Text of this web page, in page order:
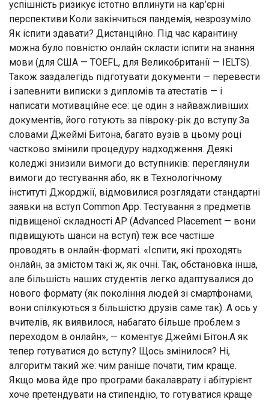
успішність ризикує істотно вплинути на кар’єрні
перспективи.Коли закінчиться пандемія, незрозуміло.
Як іспити здавати? Дистанційно. Під час карантину
можна було повністю онлайн скласти іспити на знання
мови (для США — TOEFL, для Великобританії — IELTS).
Також заздалегідь підготувати документи — перевести
і запевнити виписки з дипломів та атестатів — і
написати мотиваційне есе: це один з найважливіших
документів, його готують за півроку-рік до вступу.За
словами Джеймі Битона, багато вузів в цьому році
частково змінили процедуру надходження. Деякі
коледжі знизили вимоги до вступників: переглянули
вимоги до тестування або, як в Технологічному
інституті Джорджії, відмовилися розглядати стандартні
заявки на вступ Common App. Тестування з предметів
підвищеної складності AP (Advanced Placement — вони
підвищують шанси на вступ) теж все частіше
проводять в онлайн-форматі. «Іспити, які проходять
онлайн, за змістом такі ж, як очні. Так, обстановка інша,
але більшість наших студентів легко адаптувалися до
нового формату (як покоління людей зі смартфонами,
вони спілкуються з більшістю друзів саме так). А ось у
вчителів, як виявилося, набагато більше проблем з
переходом в онлайн», — коментує Джеймі Бітон.А як
тепер готуватися до вступу? Щось змінилося? Ні,
алгоритм такий же: чим раніше почати, тим краще.
Якщо мова йде про програми бакалаврату і абітурієнт
хоче претендувати на стипендію, то готуватися краще